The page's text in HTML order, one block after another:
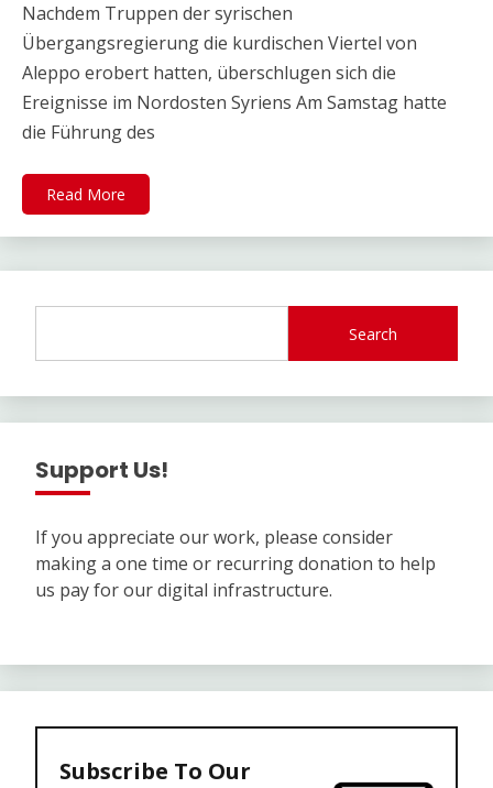
Nachdem Truppen der syrischen
Übergangsregierung die kurdischen Viertel von
Aleppo erobert hatten, überschlugen sich die
Ereignisse im Nordosten Syriens Am Samstag hatte
die Führung des
Read More
Search
Support Us!
If you appreciate our work, please consider
making a one time or recurring donation to help
us pay for our digital infrastructure.
Subscribe To Our